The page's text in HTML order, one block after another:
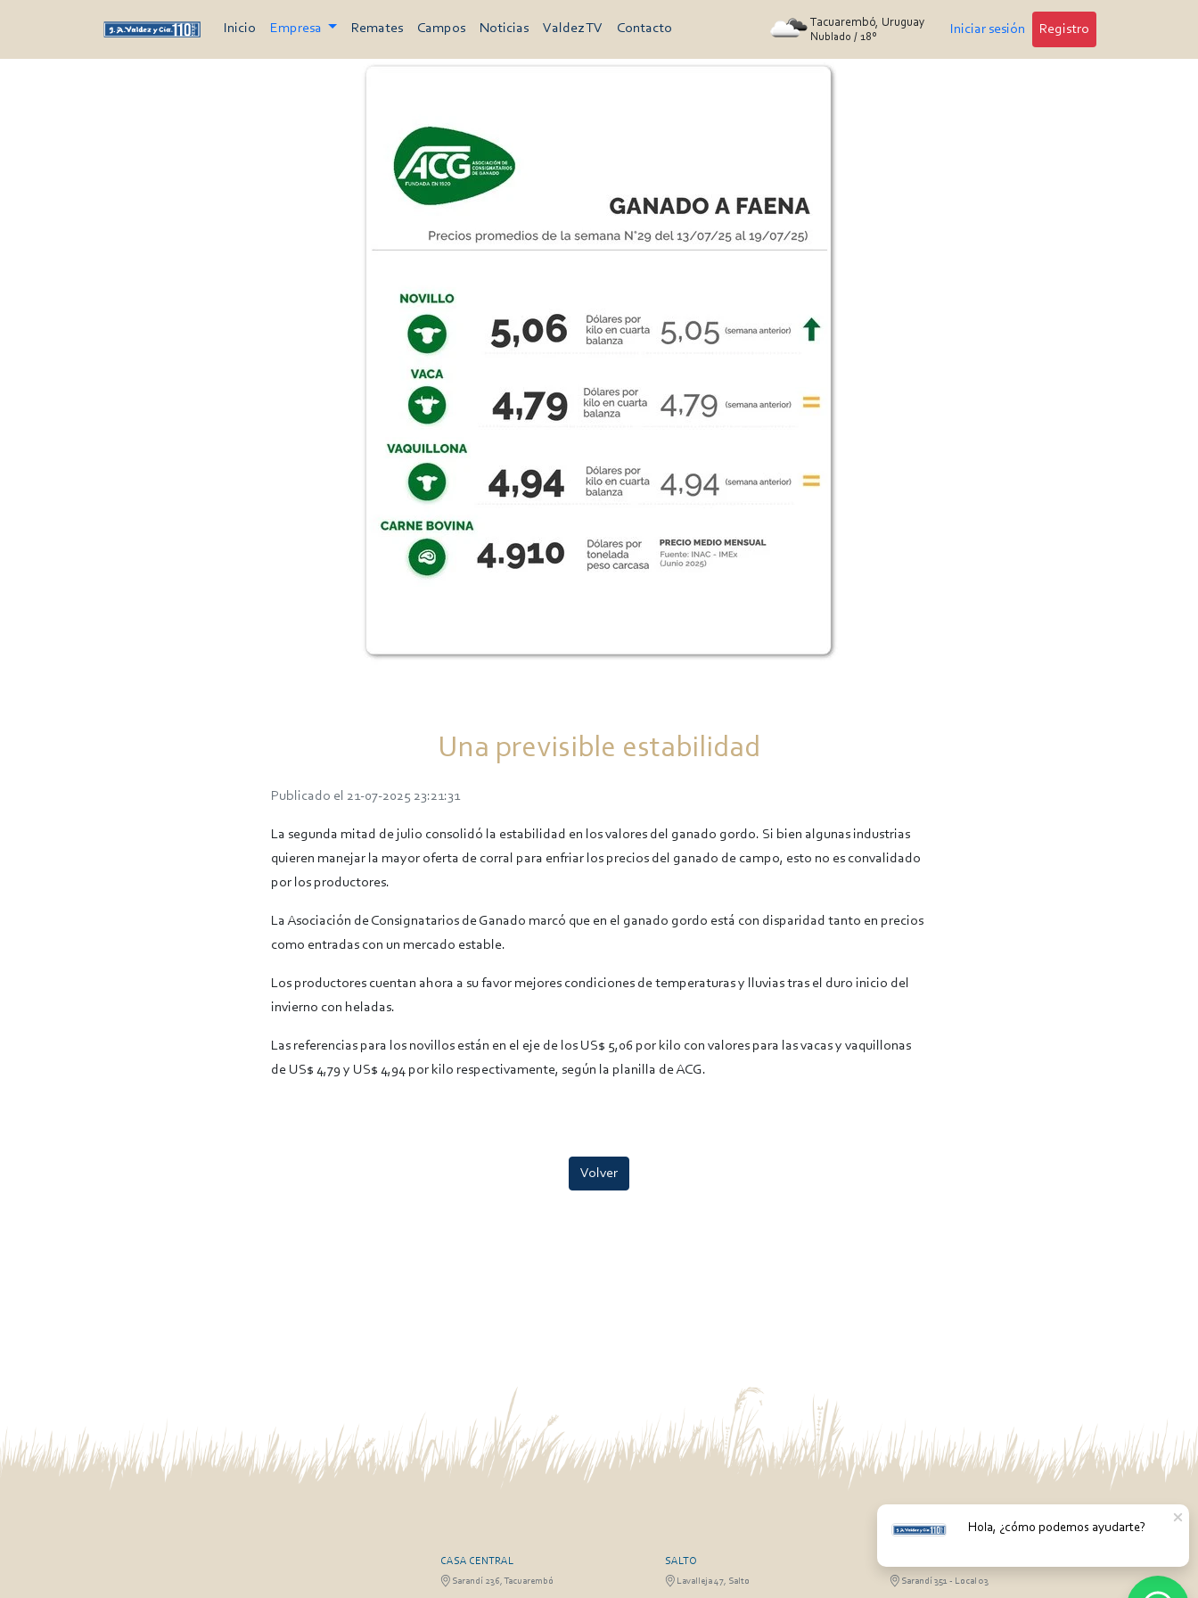
Inicio Empresa Remates Campos Noticias Valdez TV Contacto Tacuarembó, Uruguay
Nublado / 18° Iniciar sesión Registro
Una previsible estabilidad
Publicado el 21-07-2025 23:21:31
La segunda mitad de julio consolidó la estabilidad en los valores del ganado gordo. Si bien algunas industrias
quieren manejar la mayor oferta de corral para enfriar los precios del ganado de campo, esto no es convalidado
por los productores.
La Asociación de Consignatarios de Ganado marcó que en el ganado gordo está con disparidad tanto en precios
como entradas con un mercado estable.
Los productores cuentan ahora a su favor mejores condiciones de temperaturas y lluvias tras el duro inicio del
invierno con heladas.
Las referencias para los novillos están en el eje de los US$ 5,06 por kilo con valores para las vacas y vaquillonas
de US$ 4,79 y US$ 4,94 por kilo respectivamente, según la planilla de ACG.
Volver
CASA CENTRAL
Sarandí 236, Tacuarembó
SALTO
Lavalleja 47, Salto Sarandí 351 - Local 03
Hola, ¿cómo podemos ayudarte?